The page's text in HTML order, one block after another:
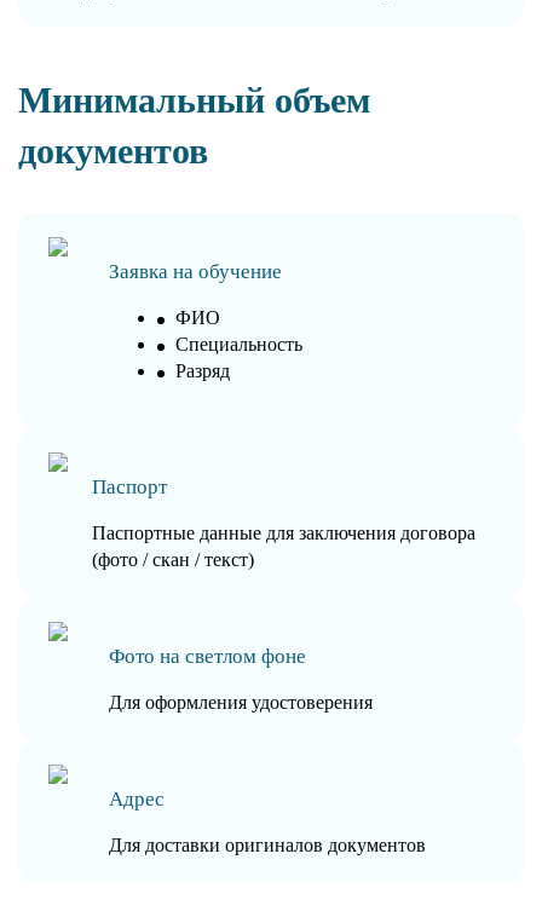
Минимальный объем
документов
Заявка на обучение
ФИО
Специальность
Разряд
Паспорт
Паспортные данные для заключения договора
(фото / скан / текст)
Фото на светлом фоне
Для оформления удостоверения
Адрес
Для доставки оригиналов документов